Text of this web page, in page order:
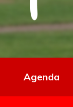
Agenda